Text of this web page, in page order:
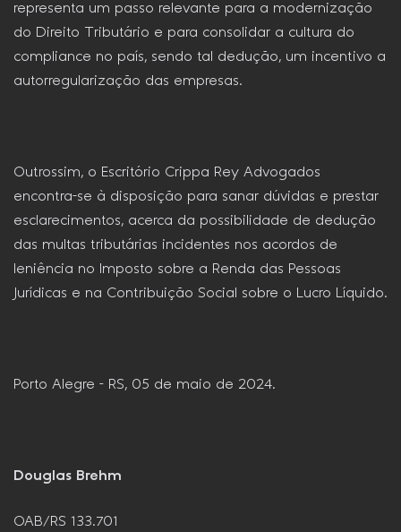
representa um passo relevante para a modernização
do Direito Tributário e para consolidar a cultura do
compliance no país, sendo tal dedução, um incentivo a
autorregularização das empresas.
Outrossim, o Escritório Crippa Rey Advogados
encontra-se à disposição para sanar dúvidas e prestar
esclarecimentos, acerca da possibilidade de dedução
das multas tributárias incidentes nos acordos de
leniência no Imposto sobre a Renda das Pessoas
Jurídicas e na Contribuição Social sobre o Lucro Líquido.
Porto Alegre – RS, 05 de maio de 2024.
Douglas Brehm
OAB/RS 133.701